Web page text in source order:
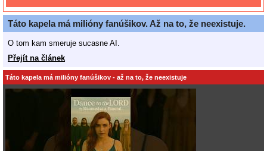
Táto kapela má milióny fanúšikov. Až na to, že neexistuje.
O tom kam smeruje sucasne AI.
Přejít na článek
Táto kapela má milióny fanúšikov - až na to, že neexistuje